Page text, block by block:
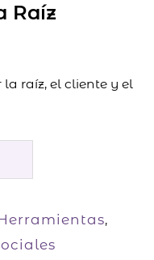
Raíz
raíz, el cliente y el
,